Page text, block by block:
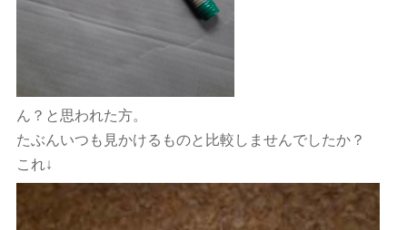
ん？と思われた方。
たぶんいつも見かけるものと比較しませんでしたか？
これ↓